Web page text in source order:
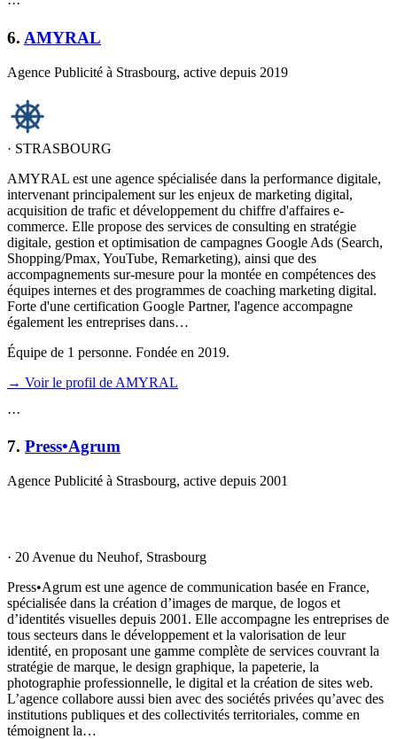
···
6. AMYRAL
Agence Publicité à Strasbourg, active depuis 2019
· STRASBOURG
AMYRAL est une agence spécialisée dans la performance digitale,
intervenant principalement sur les enjeux de marketing digital,
acquisition de trafic et développement du chiffre d'affaires e-
commerce. Elle propose des services de consulting en stratégie
digitale, gestion et optimisation de campagnes Google Ads (Search,
Shopping/Pmax, YouTube, Remarketing), ainsi que des
accompagnements sur-mesure pour la montée en compétences des
équipes internes et des programmes de coaching marketing digital.
Forte d'une certification Google Partner, l'agence accompagne
également les entreprises dans…
Équipe de 1 personne. Fondée en 2019.
→ Voir le profil de AMYRAL
···
7. Press•Agrum
Agence Publicité à Strasbourg, active depuis 2001
· 20 Avenue du Neuhof, Strasbourg
Press•Agrum est une agence de communication basée en France,
spécialisée dans la création d’images de marque, de logos et
d’identités visuelles depuis 2001. Elle accompagne les entreprises de
tous secteurs dans le développement et la valorisation de leur
identité, en proposant une gamme complète de services couvrant la
stratégie de marque, le design graphique, la papeterie, la
photographie professionnelle, le digital et la création de sites web.
L’agence collabore aussi bien avec des sociétés privées qu’avec des
institutions publiques et des collectivités territoriales, comme en
témoignent la…